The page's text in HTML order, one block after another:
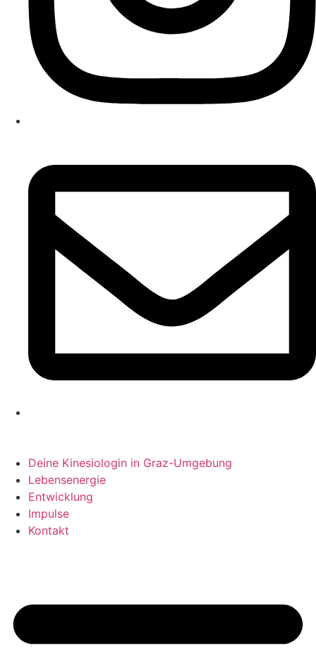
Deine Kinesiologin in Graz-Umgebung
Lebensenergie
Entwicklung
Impulse
Kontakt